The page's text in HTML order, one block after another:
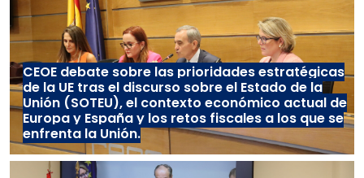
CEOE debate sobre las prioridades estratégicas
de la UE tras el discurso sobre el Estado de la
Unión (SOTEU), el contexto económico actual de
Europa y España y los retos fiscales a los que se
enfrenta la Unión.